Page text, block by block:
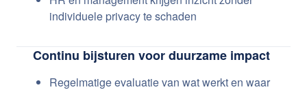
individuele privacy te schaden
Continu bijsturen voor duurzame impact
Regelmatige evaluatie van wat werkt en waar